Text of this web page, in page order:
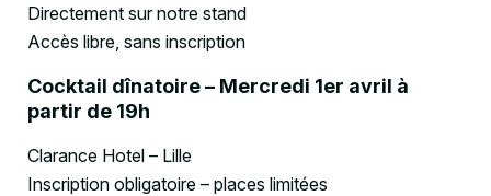
Directement sur notre stand
Accès libre, sans inscription
Cocktail dînatoire – Mercredi 1er avril à
partir de 19h
Clarance Hotel – Lille
Inscription obligatoire – places limitées